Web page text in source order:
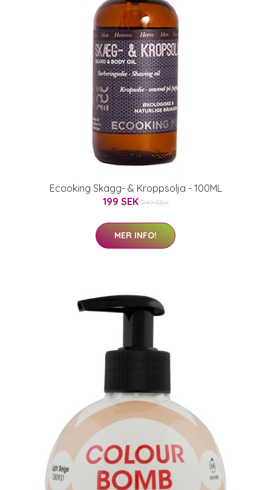
Ecooking Skägg- & Kroppsolja - 100ML
199 SEK 249 SEK
MER INFO!